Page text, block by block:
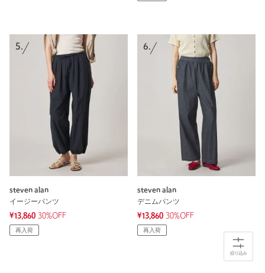
絞り込み
5.
steven alan
イージーパンツ
¥13,860 30%OFF
再入荷
6.
steven alan
デニムパンツ
¥13,860 30%OFF
再入荷